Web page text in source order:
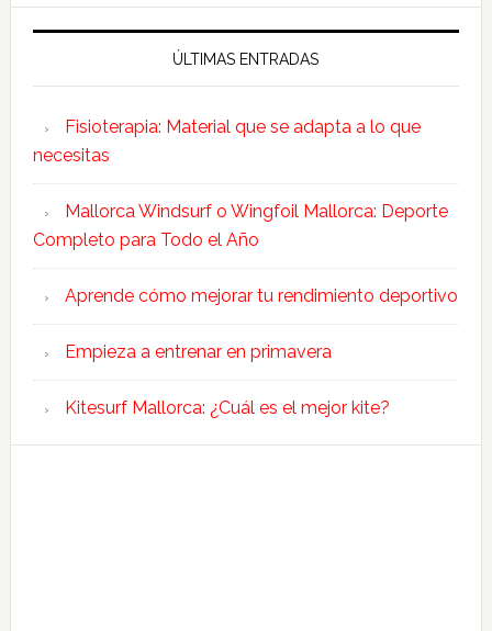
ÚLTIMAS ENTRADAS
Fisioterapia: Material que se adapta a lo que
necesitas
Mallorca Windsurf o Wingfoil Mallorca: Deporte
Completo para Todo el Año
Aprende cómo mejorar tu rendimiento deportivo
Empieza a entrenar en primavera
Kitesurf Mallorca: ¿Cuál es el mejor kite?